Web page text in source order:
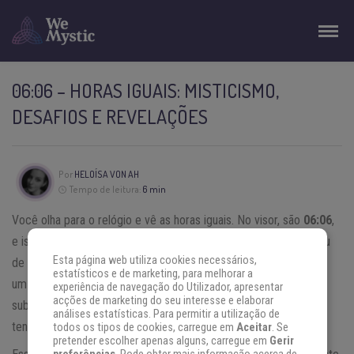
06:06 – HORAS IGUAIS: MISTICISMO,
DESAFIOS E REVELAÇÕES
Por HELOÍSA VON AH
Tempo de leitura: 6 min
Você olha para o relógio e vê as horas iguais. No visor, são 06:06,
e isso imediatamente chama a sua atenção. Pois é, você acabou
de experienciar o que é conhecido comosincronicidade
um sinal emitido apenas para você, e capturado pelo seu
subconsciente. Mas será que você sabe o que esse sinal está
tentando lhe dizer?
Esta página web utiliza cookies necessários,
estatísticos e de marketing, para melhorar a
experiência de navegação do Utilizador, apresentar
acções de marketing do seu interesse e elaborar
análises estatísticas. Para permitir a utilização de
todos os tipos de cookies, carregue em Aceitar. Se
pretender escolher apenas alguns, carregue em Gerir